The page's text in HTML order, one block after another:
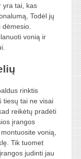
yra tai, kas
Todėl jų
dėmesio.
vonią ir
rinktis
tiesų tai ne visai
reikėtų pradėti
įrangos
vonią,
Tik tuomet
judinti jau